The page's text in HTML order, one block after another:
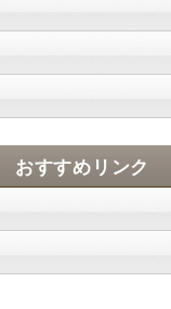
おすすめリンク